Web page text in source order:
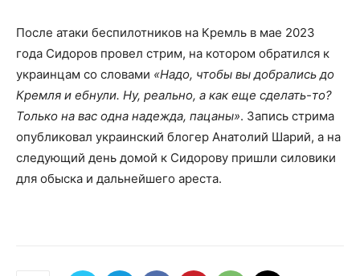
После атаки беспилотников на Кремль в мае 2023
года Сидоров провел стрим, на котором обратился к
украинцам со словами «Надо, чтобы вы добрались до
Кремля и ебнули. Ну, реально, а как еще сделать-то?
Только на вас одна надежда, пацаны». Запись стрима
опубликовал украинский блогер Анатолий Шарий, а на
следующий день домой к Сидорову пришли силовики
для обыска и дальнейшего ареста.